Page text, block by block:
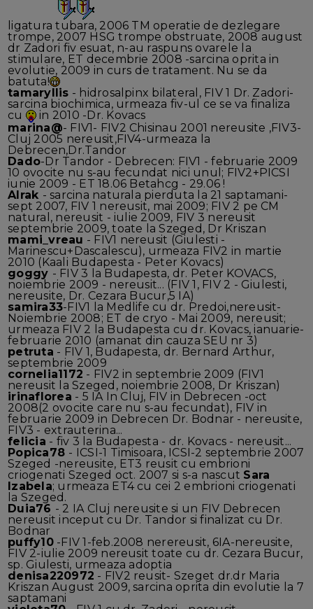
ligatura tubara, 2006 TM operatie de dezlegare
trompe, 2007 HSG trompe obstruate, 2008 august
dr Zadori fiv esuat, n-au raspuns ovarele la
stimulare, ET decembrie 2008 -sarcina oprita in
evolutie, 2009 in curs de tratament. Nu se da
batuta!
tamaryllis - hidrosalpinx bilateral, FIV 1 Dr. Zadori-
sarcina biochimica, urmeaza fiv-ul ce se va finaliza
cu
in 2010 -Dr. Kovacs
marina@- FIV1- FIV2 Chisinau 2001 nereusite ,FIV3-
Cluj 2005 nereusit,FIV4-urmeaza la
Debrecen,Dr.Tandor
Dado-Dr Tandor - Debrecen: FIV1 - februarie 2009
10 ovocite nu s-au fecundat nici unul; FIV2+PICSI
iunie 2009 - ET 18.06 Betahcg - 29.06 !
Alrak - sarcina naturala pierduta la 21 saptamani-
sept 2007, FIV 1 nereusit, mai 2009; FIV 2 pe CM
natural, nereusit - iulie 2009, FIV 3 nereusit
septembrie 2009, toate la Szeged, Dr Kriszan
mami_vreau - FIV1 nereusit (Giulesti -
Marinescu+Dascalescu), urmeaza FIV2 in martie
2010 (Kaali Budapesta - Peter Kovacs)
goggy - FIV 3 la Budapesta, dr. Peter KOVACS,
noiembrie 2009 - nereusit... (FIV 1, FIV 2 - Giulesti,
nereusite, Dr. Cezara Bucur,5 IA)
samira33-FIV1 la Medlife cu dr. Predoi,nereusit-
Noiembrie 2008; ET de cryo - Mai 2009, nereusit;
urmeaza FIV 2 la Budapesta cu dr. Kovacs, ianuarie-
februarie 2010 (amanat din cauza SEU nr 3)
petruta - FIV 1, Budapesta, dr. Bernard Arthur,
septembrie 2009
cornelia1172 - FIV2 in septembrie 2009 (FIV1
nereusit la Szeged, noiembrie 2008, Dr Kriszan)
irinaflorea - 5 IA In Cluj, FIV in Debrecen -oct
2008(2 ovocite care nu s-au fecundat), FIV in
februarie 2009 in Debrecen Dr. Bodnar - nereusite,
FIV3 - extrauterina...
felicia - fiv 3 la Budapesta - dr. Kovacs - nereusit...
Popica78 - ICSI-1 Timisoara, ICSI-2 septembrie 2007
Szeged -nereusite, ET3 reusit cu embrioni
criogenati Szeged oct. 2007 si s-a nascut Sara
Izabela; urmeaza ET4 cu cei 2 embrioni criogenati
la Szeged.
Duia76 - 2 IA Cluj nereusite si un FIV Debrecen
nereusit inceput cu Dr. Tandor si finalizat cu Dr.
Bodnar
puffy10-FIV 1-feb.2008 nerereusit, 6IA-nereusite,
FIV 2-iulie 2009 nereusit toate cu dr. Cezara Bucur,
sp. Giulesti, urmeaza adoptia
denisa220972 - FIV2 reusit- Szeget dr.dr Maria
Kriszan August 2009, sarcina oprita din evolutie la 7
saptamani